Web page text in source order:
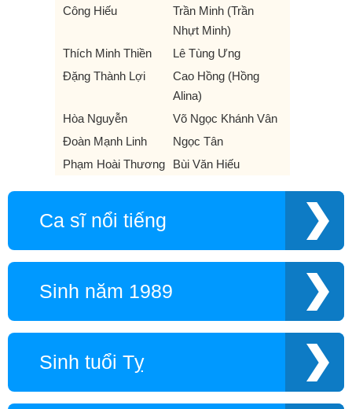
Công Hiếu
Trần Minh (Trần
Nhựt Minh)
Thích Minh Thiền
Lê Tùng Ưng
Đặng Thành Lợi
Cao Hồng (Hồng
Alina)
Hòa Nguyễn
Võ Ngọc Khánh Vân
Đoàn Mạnh Linh
Ngọc Tân
Phạm Hoài Thương
Bùi Văn Hiếu
Ca sĩ nổi tiếng
Sinh năm 1989
Sinh tuổi Tỵ